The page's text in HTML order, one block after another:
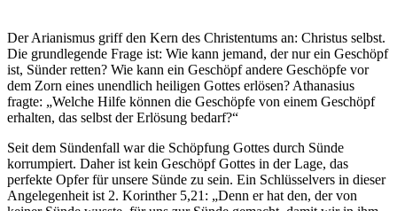
Der Arianismus griff den Kern des Christentums an: Christus selbst.
Die grundlegende Frage ist: Wie kann jemand, der nur ein Geschöpf
ist, Sünder retten? Wie kann ein Geschöpf andere Geschöpfe vor
dem Zorn eines unendlich heiligen Gottes erlösen? Athanasius
fragte: „Welche Hilfe können die Geschöpfe von einem Geschöpf
erhalten, das selbst der Erlösung bedarf?“
Seit dem Sündenfall war die Schöpfung Gottes durch Sünde
korrumpiert. Daher ist kein Geschöpf Gottes in der Lage, das
perfekte Opfer für unsere Sünde zu sein. Ein Schlüsselvers in dieser
Angelegenheit ist 2. Korinther 5,21: „Denn er hat den, der von